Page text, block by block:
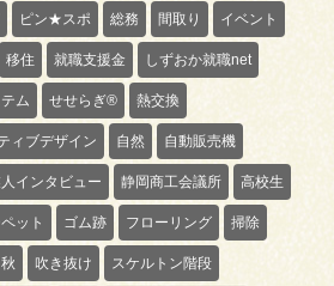
ピン★スポ 総務 間取り イベント
移住 就職支援金 しずおか就職net
ム せせらぎ® 熱交換
ィブデザイン 自然 自動販売機
インタビュー 静岡商工会議所 高校生
ット ゴム跡 フローリング 掃除
秋 吹き抜け スケルトン階段